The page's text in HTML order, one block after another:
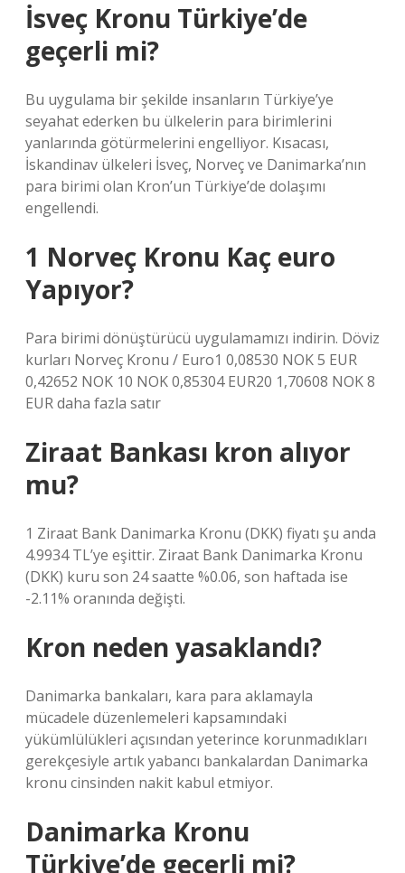
İsveç Kronu Türkiye’de
geçerli mi?
Bu uygulama bir şekilde insanların Türkiye’ye
seyahat ederken bu ülkelerin para birimlerini
yanlarında götürmelerini engelliyor. Kısacası,
İskandinav ülkeleri İsveç, Norveç ve Danimarka’nın
para birimi olan Kron’un Türkiye’de dolaşımı
engellendi.
1 Norveç Kronu Kaç euro
Yapıyor?
Para birimi dönüştürücü uygulamamızı indirin. Döviz
kurları Norveç Kronu / Euro1 0,08530 NOK 5 EUR
0,42652 NOK 10 NOK 0,85304 EUR20 1,70608 NOK 8
EUR daha fazla satır
Ziraat Bankası kron alıyor
mu?
1 Ziraat Bank Danimarka Kronu (DKK) fiyatı şu anda
4.9934 TL’ye eşittir. Ziraat Bank Danimarka Kronu
(DKK) kuru son 24 saatte %0.06, son haftada ise
-2.11% oranında değişti.
Kron neden yasaklandı?
Danimarka bankaları, kara para aklamayla
mücadele düzenlemeleri kapsamındaki
yükümlülükleri açısından yeterince korunmadıkları
gerekçesiyle artık yabancı bankalardan Danimarka
kronu cinsinden nakit kabul etmiyor.
Danimarka Kronu
Türkiye’de geçerli mi?